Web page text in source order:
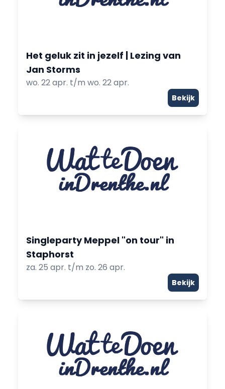
Het geluk zit in jezelf | Lezing van
Jan Storms
wo. 22 apr. t/m wo. 22 apr.
Bekijk
Singleparty Meppel "on tour" in
Staphorst
za. 25 apr. t/m zo. 26 apr.
Bekijk